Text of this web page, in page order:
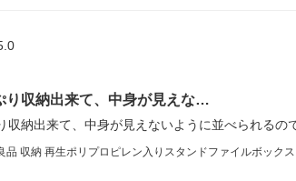
り収納出来て、中身が見えな…
収納出来て、中身が見えないように並べられる
品 収納 再生ポリプロピレン入りスタンドファイルボック